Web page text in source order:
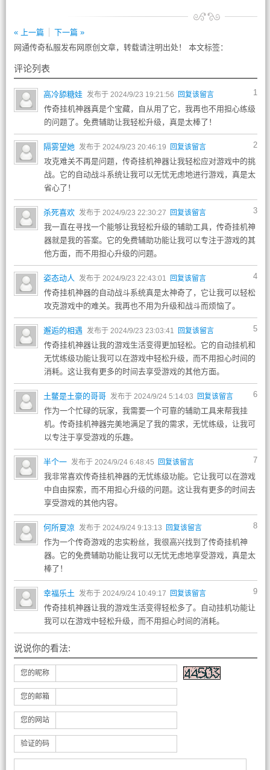
« 上一篇
下一篇 »
网通传奇私服发布网原创文章，转载请注明出处！ 本文标签：
评论列表
1
高冷舔糖娃 发布于 2024/9/23 19:21:56 回复该留言
传奇挂机神器真是个宝藏，自从用了它，我再也不用担心练级
的问题了。免费辅助让我轻松升级，真是太棒了！
2
隔雾望她 发布于 2024/9/23 20:46:19 回复该留言
攻克难关不再是问题，传奇挂机神器让我轻松应对游戏中的挑
战。它的自动战斗系统让我可以无忧无虑地进行游戏，真是太
省心了！
3
杀死喜欢 发布于 2024/9/23 22:30:27 回复该留言
我一直在寻找一个能够让我轻松升级的辅助工具，传奇挂机神
器就是我的答案。它的免费辅助功能让我可以专注于游戏的其
他方面，而不用担心升级的问题。
4
姿态动人 发布于 2024/9/23 22:43:01 回复该留言
传奇挂机神器的自动战斗系统真是太神奇了，它让我可以轻松
攻克游戏中的难关。我再也不用为升级和战斗而烦恼了。
5
邂逅的相遇 发布于 2024/9/23 23:03:41 回复该留言
传奇挂机神器让我的游戏生活变得更加轻松。它的自动挂机和
无忧练级功能让我可以在游戏中轻松升级，而不用担心时间的
消耗。这让我有更多的时间去享受游戏的其他方面。
6
土鳖是土豪的哥哥 发布于 2024/9/24 5:14:03 回复该留言
作为一个忙碌的玩家，我需要一个可靠的辅助工具来帮我挂
机。传奇挂机神器完美地满足了我的需求，无忧练级，让我可
以专注于享受游戏的乐趣。
7
半个一 发布于 2024/9/24 6:48:45 回复该留言
我非常喜欢传奇挂机神器的无忧练级功能。它让我可以在游戏
中自由探索，而不用担心升级的问题。这让我有更多的时间去
享受游戏的其他内容。
8
何所夏凉 发布于 2024/9/24 9:13:13 回复该留言
作为一个传奇游戏的忠实粉丝，我很高兴找到了传奇挂机神
器。它的免费辅助功能让我可以无忧无虑地享受游戏，真是太
棒了！
9
幸福乐土 发布于 2024/9/24 10:49:17 回复该留言
传奇挂机神器让我的游戏生活变得轻松多了。自动挂机功能让
我可以在游戏中轻松升级，而不用担心时间的消耗。
说说你的看法:
您的昵称
您的邮箱
您的网站
验证的码